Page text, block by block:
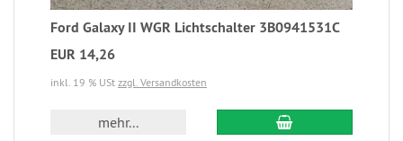
Ford Galaxy II WGR Lichtschalter 3B0941531C
EUR 14,26
inkl. 19 % USt zzgl. Versandkosten
mehr...